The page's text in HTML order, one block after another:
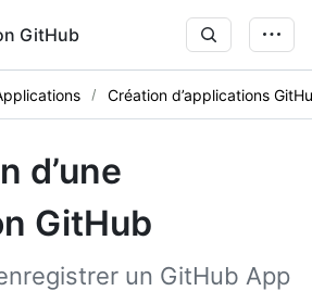
GitHub
Création d’applications
d’une
GitHub
un GitHub App